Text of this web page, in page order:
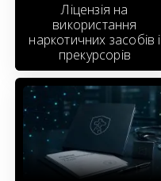
Ліцензія на
використання
наркотичних засобів і
прекурсорів